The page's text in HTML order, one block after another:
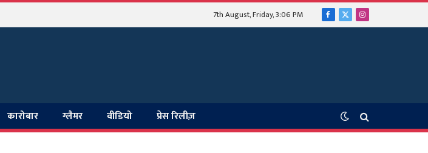
7th August, Friday, 3:06 PM Facebook
X
Instagram
कारोबार ग्लैमर वीडियो प्रेस रिलीज़